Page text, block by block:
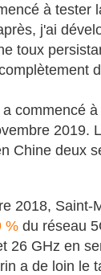
à tester
j'ai
toux
commencé
2019.
Chine deux
2018, Saint-
% du réseau
26 GHz en
a de loin le